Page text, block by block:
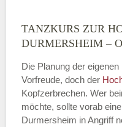
Montag
TANZKURS ZUR
DURMERSHEIM –
Die Planung der
Vorfreude, doch der
Kopfzerbrechen. Wer
möchte, sollte vorab
Durmersheim in Angriff